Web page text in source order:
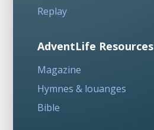
Replay
AdventLife Resources
Magazine
Hymnes & louanges
Bible